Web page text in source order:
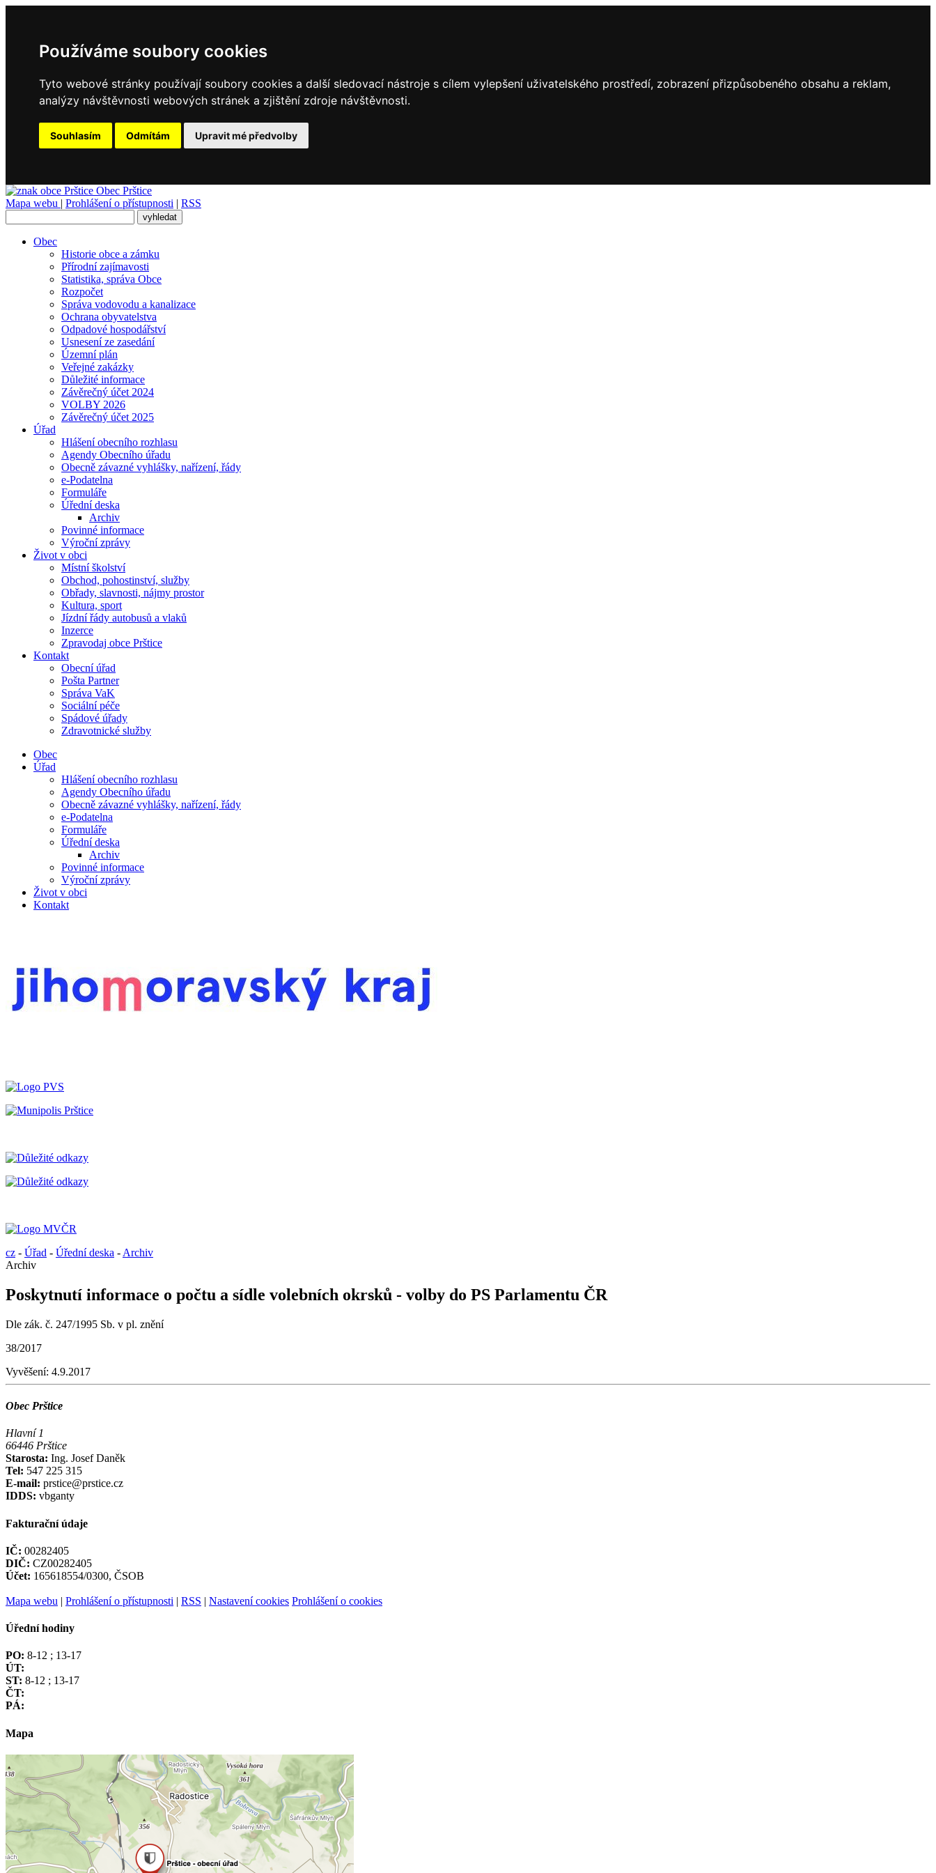
Používáme soubory cookies
Tyto webové stránky používají soubory cookies a další sledovací nástroje s cílem vylepšení uživatelského prostředí, zobrazení přizpůsobeného obsahu a reklam,
analýzy návštěvnosti webových stránek a zjištění zdroje návštěvnosti.
Souhlasím Odmítám Upravit mé předvolby
Obec Prštice
Mapa webu | Prohlášení o přístupnosti | RSS
Obec
Historie obce a zámku
Přírodní zajímavosti
Statistika, správa Obce
Rozpočet
Správa vodovodu a kanalizace
Ochrana obyvatelstva
Odpadové hospodářství
Usnesení ze zasedání
Územní plán
Veřejné zakázky
Důležité informace
Závěrečný účet 2024
VOLBY 2026
Závěrečný účet 2025
Úřad
Hlášení obecního rozhlasu
Agendy Obecního úřadu
Obecně závazné vyhlášky, nařízení, řády
e-Podatelna
Formuláře
Úřední deska
Archiv
Povinné informace
Výroční zprávy
Život v obci
Místní školství
Obchod, pohostinství, služby
Obřady, slavnosti, nájmy prostor
Kultura, sport
Jízdní řády autobusů a vlaků
Inzerce
Zpravodaj obce Prštice
Kontakt
Obecní úřad
Pošta Partner
Správa VaK
Sociální péče
Spádové úřady
Zdravotnické služby
Obec
Úřad
Hlášení obecního rozhlasu
Agendy Obecního úřadu
Obecně závazné vyhlášky, nařízení, řády
e-Podatelna
Formuláře
Úřední deska
Archiv
Povinné informace
Výroční zprávy
Život v obci
Kontakt
cz - Úřad - Úřední deska - Archiv
Archiv
Poskytnutí informace o počtu a sídle volebních okrsků - volby do PS Parlamentu ČR
Dle zák. č. 247/1995 Sb. v pl. znění
38/2017
Vyvěšení: 4.9.2017
Obec Prštice
Hlavní 1
66446 Prštice
Starosta: Ing. Josef Daněk
Tel: 547 225 315
E-mail: prstice@prstice.cz
IDDS: vbganty
Fakturační údaje
IČ: 00282405
DIČ: CZ00282405
Účet: 165618554/0300, ČSOB
Mapa webu | Prohlášení o přístupnosti | RSS | Nastavení cookies Prohlášení o cookies
Úřední hodiny
PO: 8-12 ; 13-17
ÚT:
ST: 8-12 ; 13-17
ČT:
PÁ:
Mapa